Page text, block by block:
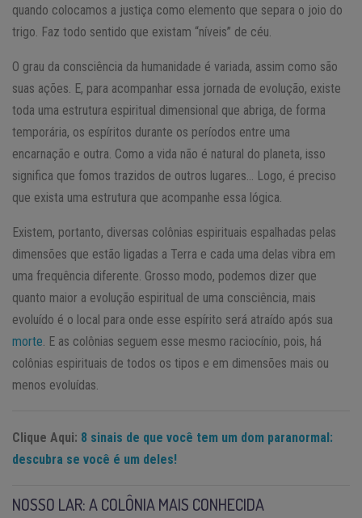
quando colocamos a justiça como elemento que separa o joio do
trigo. Faz todo sentido que existam “níveis” de céu.
O grau da consciência da humanidade é variada, assim como são
suas ações. E, para acompanhar essa jornada de evolução, existe
toda uma estrutura espiritual dimensional que abriga, de forma
temporária, os espíritos durante os períodos entre uma
encarnação e outra. Como a vida não é natural do planeta, isso
significa que fomos trazidos de outros lugares… Logo, é preciso
que exista uma estrutura que acompanhe essa lógica.
Existem, portanto, diversas colônias espirituais espalhadas pelas
dimensões que estão ligadas a Terra e cada uma delas vibra em
uma frequência diferente. Grosso modo, podemos dizer que
quanto maior a evolução espiritual de uma consciência, mais
evoluído é o local para onde esse espírito será atraído após sua
morte . E as colônias seguem esse mesmo raciocínio, pois, há
colônias espirituais de todos os tipos e em dimensões mais ou
menos evoluídas.
Clique Aqui: 8 sinais de que você tem um dom paranormal:
descubra se você é um deles!
NOSSO LAR: A COLÔNIA MAIS CONHECIDA